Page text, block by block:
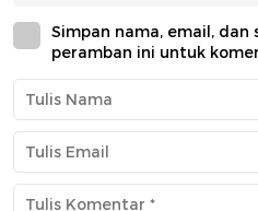
Simpan nama, email, dan
peramban ini untuk